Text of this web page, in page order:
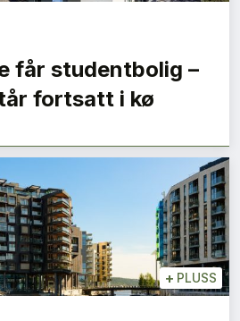
får studentbolig –
fortsatt i kø
+ PLUSS